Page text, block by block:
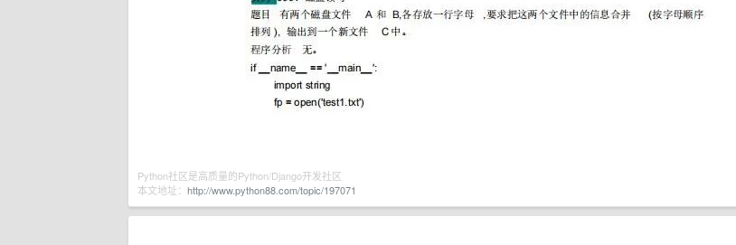
Python社区是高质量的Python/Django开发社区
本文地址： http://www.python88.com/topic/197071